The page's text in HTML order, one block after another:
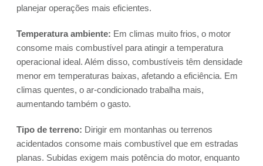
planejar operações mais eficientes.
Temperatura ambiente: Em climas muito frios, o motor
consome mais combustível para atingir a temperatura
operacional ideal. Além disso, combustíveis têm densidade
menor em temperaturas baixas, afetando a eficiência. Em
climas quentes, o ar-condicionado trabalha mais,
aumentando também o gasto.
Tipo de terreno: Dirigir em montanhas ou terrenos
acidentados consome mais combustível que em estradas
planas. Subidas exigem mais potência do motor, enquanto